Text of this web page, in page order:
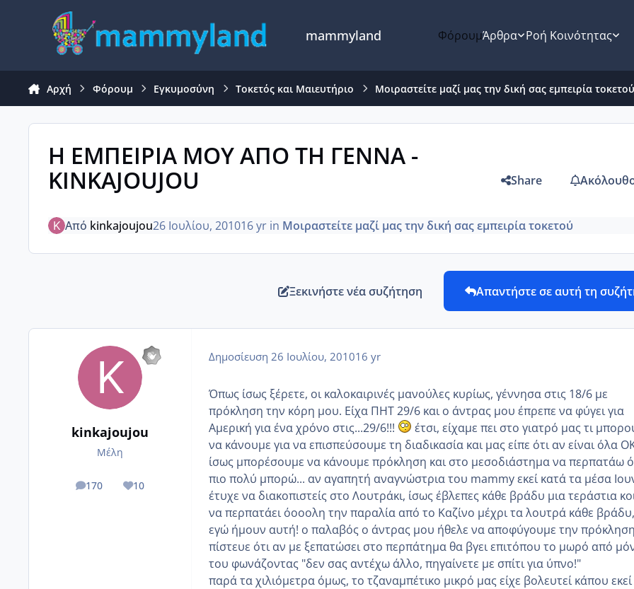
Μετάβαση σε περιεχόμενο
mammyland ΦόρουμΆρθρα Ροή Κοινότητας
Αρχή Φόρουμ Εγκυμοσύνη Τοκετός και Μαιευτήριο Μοιραστείτε μαζί μας την δική σας εμπειρία τοκετού
Η ΕΜΠΕΙΡΙΑ ΜΟΥ ΑΠΟ ΤΗ ΓΕΝΝΑ -
KINKAJOUJOU
Share
Από kinkajoujou26 Ιουλίου, 201016 yr in Μοιραστείτε μαζί μας την δική σας εμπειρία τοκετού
Ξεκινήστε νέα συζήτηση Απαντήστε σε αυτή τη
kinkajoujou
Μέλη
170
posts 10
Reputation
Δημοσίευση 26 Ιουλίου, 201016 yr
Όπως ίσως ξέρετε, οι καλοκαιρινές μανούλες κυρίως, γέννησα στις 18/6 με
πρόκληση την κόρη μου. Είχα ΠΗΤ 29/6 και ο άντρας μου έπρεπε να φύγει για
Αμερική για ένα χρόνο στις...29/6!!!
έτσι, είχαμε πει στο γιατρό μας τι
να κάνουμε για να επισπεύσουμε τη διαδικασία και μας είπε ότι αν είναι όλα
ίσως μπορέσουμε να κάνουμε πρόκληση και στο μεσοδιάστημα να περπατάω
πιο πολύ μπορώ... αν αγαπητή αναγνώστρια του mammy εκεί κατά τα μέσα
έτυχε να διακοπιστείς στο Λουτράκι, ίσως έβλεπες κάθε βράδυ μια τεράστια
να περπατάει όοοολη την παραλία από το Καζίνο μέχρι τα λουτρά κάθε βράδυ,
εγώ ήμουν αυτή! ο παλαβός ο άντρας μου ήθελε να αποφύγουμε την
πίστευε ότι αν με ξεπατώσει στο περπάτημα θα βγει επιτόπου το μωρό από
του φωνάζοντας "δεν σας αντέχω άλλο, πηγαίνετε με σπίτι για ύπνο!"
παρά τα χιλιόμετρα όμως, το τζαναμπέτικο μικρό μας είχε βολευτεί κάπου εκεί